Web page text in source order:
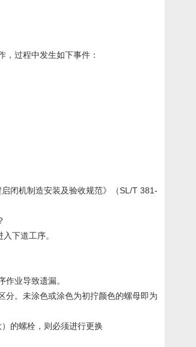
过程中发生如下事件：
闭机制造安装及验收规范》（SL/T 381-
下道工序。
业导致遗漏。
分。未涂色或涂色为初拧颜色的螺母即为
的螺栓，则必须进行更换